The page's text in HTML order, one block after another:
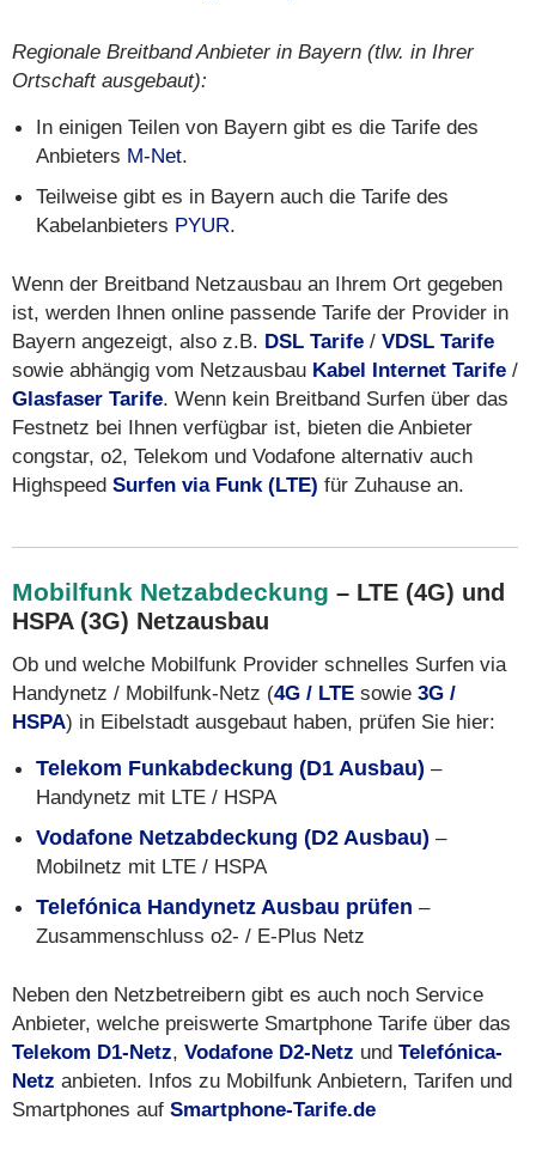
Regionale Breitband Anbieter in Bayern (tlw. in Ihrer
Ortschaft ausgebaut):
In einigen Teilen von Bayern gibt es die Tarife des
Anbieters M-Net.
Teilweise gibt es in Bayern auch die Tarife des
Kabelanbieters PYUR.
Wenn der Breitband Netzausbau an Ihrem Ort gegeben
ist, werden Ihnen online passende Tarife der Provider in
Bayern angezeigt, also z.B. DSL Tarife / VDSL Tarife
sowie abhängig vom Netzausbau Kabel Internet Tarife /
Glasfaser Tarife. Wenn kein Breitband Surfen über das
Festnetz bei Ihnen verfügbar ist, bieten die Anbieter
congstar, o2, Telekom und Vodafone alternativ auch
Highspeed Surfen via Funk (LTE) für Zuhause an.
Mobilfunk Netzabdeckung – LTE (4G) und
HSPA (3G) Netzausbau
Ob und welche Mobilfunk Provider schnelles Surfen via
Handynetz / Mobilfunk-Netz (4G / LTE sowie 3G /
HSPA) in Eibelstadt ausgebaut haben, prüfen Sie hier:
Telekom Funkabdeckung (D1 Ausbau) –
Handynetz mit LTE / HSPA
Vodafone Netzabdeckung (D2 Ausbau) –
Mobilnetz mit LTE / HSPA
Telefónica Handynetz Ausbau prüfen –
Zusammenschluss o2- / E-Plus Netz
Neben den Netzbetreibern gibt es auch noch Service
Anbieter, welche preiswerte Smartphone Tarife über das
Telekom D1-Netz, Vodafone D2-Netz und Telefónica-
Netz anbieten. Infos zu Mobilfunk Anbietern, Tarifen und
Smartphones auf Smartphone-Tarife.de